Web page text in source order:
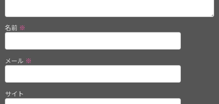
名前 ※
メール ※
サイト